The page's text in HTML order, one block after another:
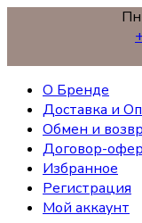
О Бренде
Доставка и
Обмен и
Договор-
Избранное
Регистрация
Мой аккаунт